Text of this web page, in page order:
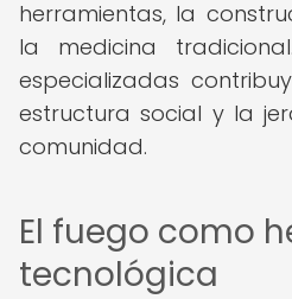
herramientas, la
la medicina
especializadas
estructura social y la
comunidad.
El fuego como
tecnológica